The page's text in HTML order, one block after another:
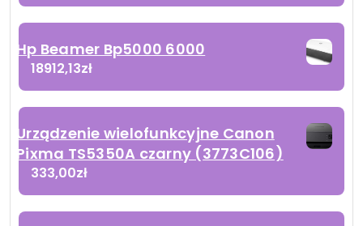
Hp Beamer Bp5000 6000
18912,13zł
Urządzenie wielofunkcyjne Canon
Pixma TS5350A czarny (3773C106)
333,00zł